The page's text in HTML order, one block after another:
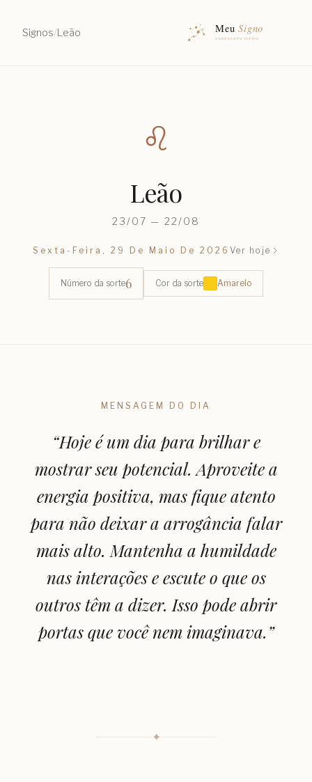
Signos/Leão
♌︎
Leão
23/07 — 22/08
Sexta-Feira, 29 De Maio De 2026Ver hoje
Número da sorte6 Cor da sorte Amarelo
MENSAGEM DO DIA
“Hoje é um dia para brilhar e
mostrar seu potencial. Aproveite a
energia positiva, mas fique atento
para não deixar a arrogância falar
mais alto. Mantenha a humildade
nas interações e escute o que os
outros têm a dizer. Isso pode abrir
portas que você nem imaginava.”
✦